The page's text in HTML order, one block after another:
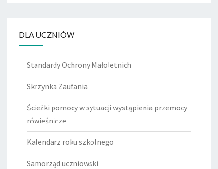
DLA UCZNIÓW
Standardy Ochrony Małoletnich
Skrzynka Zaufania
Ścieżki pomocy w sytuacji wystąpienia przemocy
rówieśnicze
Kalendarz roku szkolnego
Samorząd uczniowski